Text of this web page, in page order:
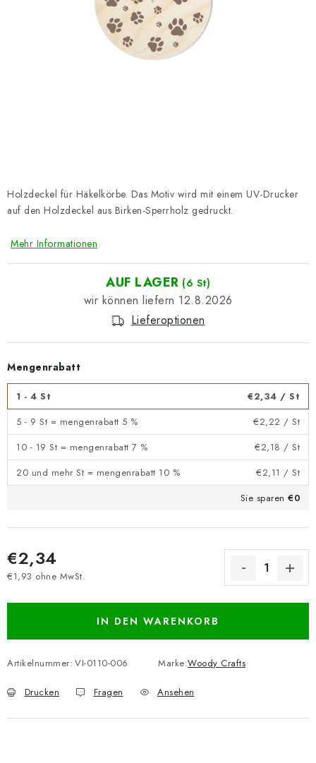
Datenschutzerklärung
Impressum
Holzdeckel für Häkelkörbe. Das Motiv wird mit einem UV-Drucker
auf den Holzdeckel aus Birken-Sperrholz gedruckt.
Mehr Informationen
AUF LAGER (6 St)
12.8.2026
Lieferoptionen
Mengenrabatt
1 - 4 St €2,34 / St
5 - 9 St = mengenrabatt 5 %
€2,22 / St
10 - 19 St = mengenrabatt 7 %
€2,18 / St
20 und mehr St = mengenrabatt 10 %
€2,11 / St
Sie sparen €0
€2,34
€1,93 ohne MwSt.
IN DEN WARENKORB
Artikelnummer: VI-0110-006 Marke:Woody Crafts
Drucken Fragen Ansehen